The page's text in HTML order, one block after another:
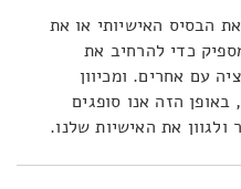
הבסיס האישיותי או את
כדי להרחיב את
עם אחרים. ומכיוון
הזה אנו סופגים
ולגוון את האישיות שלנו.